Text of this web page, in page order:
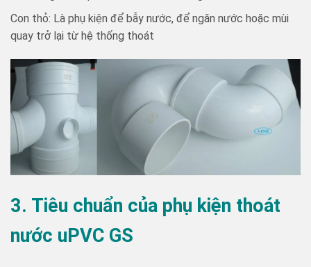
Con thỏ: Là phụ kiện để bẫy nước, để ngăn nước hoặc mùi
quay trở lại từ hệ thống thoát
3. Tiêu chuẩn của phụ kiện thoát
nước uPVC GS